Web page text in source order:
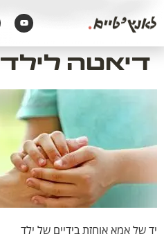
דיאטה לילד
יד של אמא אוחזת בידיים של ילד